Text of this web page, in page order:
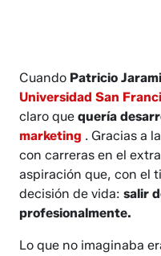
Cuando Patricio
Universidad San
claro quequería
marketing . Gracias a
con carreras en el
aspiración que, con el
decisión de vida:salir
profesionalmente.
Lo que no imaginaba